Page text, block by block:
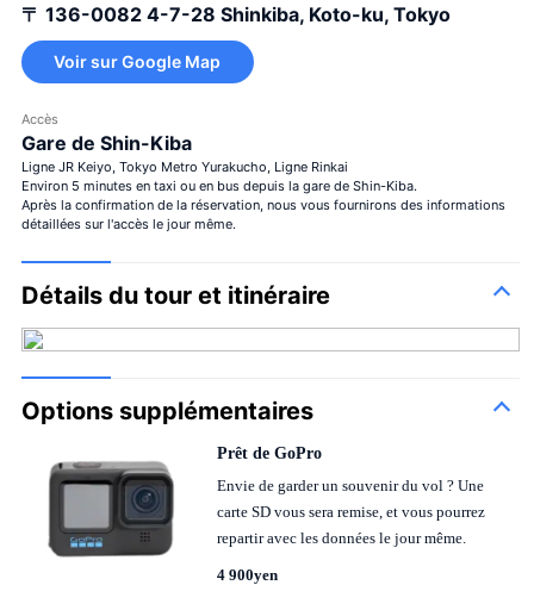
〒 136-0082 4-7-28 Shinkiba, Koto-ku, Tokyo
Voir sur Google Map
Accès
Gare de Shin-Kiba
Ligne JR Keiyo, Tokyo Metro Yurakucho, Ligne Rinkai
Environ 5 minutes en taxi ou en bus depuis la gare de Shin-Kiba.
Après la confirmation de la réservation, nous vous fournirons des informations
détaillées sur l'accès le jour même.
Détails du tour et itinéraire
Options supplémentaires
Prêt de GoPro
Envie de garder un souvenir du vol ? Une
carte SD vous sera remise, et vous pourrez
repartir avec les données le jour même.
4 900yen